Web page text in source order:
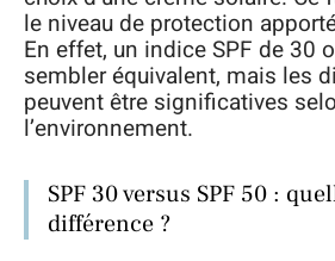
le niveau de protection
En effet, un indice SPF de 30
sembler équivalent, mais les
peuvent être significatives
l’environnement.
SPF 30 versus SPF 50 :
différence ?